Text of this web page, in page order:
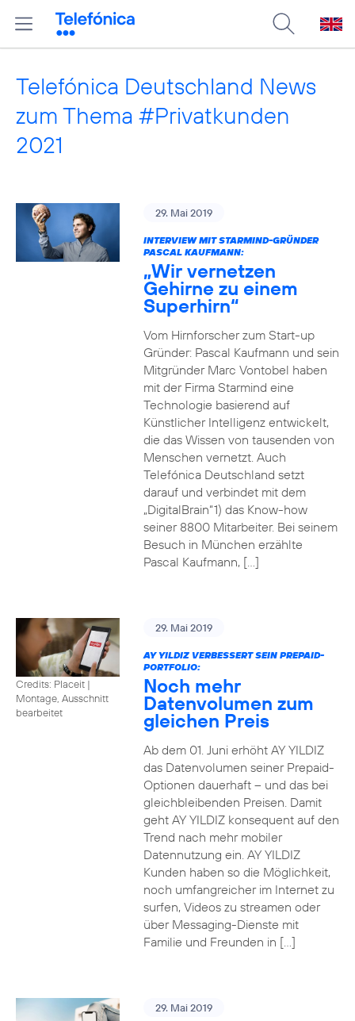
Telefónica Deutschland News
zum Thema #Privatkunden
2021
29. Mai 2019
INTERVIEW MIT STARMIND-GRÜNDER
PASCAL KAUFMANN:
„Wir vernetzen
Gehirne zu einem
Superhirn“
Vom Hirnforscher zum Start-up
Gründer: Pascal Kaufmann und sein
Mitgründer Marc Vontobel haben
mit der Firma Starmind eine
Technologie basierend auf
Künstlicher Intelligenz entwickelt,
die das Wissen von tausenden von
Menschen vernetzt. Auch
Telefónica Deutschland setzt
darauf und verbindet mit dem
„DigitalBrain“1) das Know-how
seiner 8800 Mitarbeiter. Bei seinem
Besuch in München erzählte
Pascal Kaufmann, […]
Credits: Placeit |
Montage, Ausschnitt
bearbeitet
29. Mai 2019
AY YILDIZ VERBESSERT SEIN PREPAID-
PORTFOLIO:
Noch mehr
Datenvolumen zum
gleichen Preis
Ab dem 01. Juni erhöht AY YILDIZ
das Datenvolumen seiner Prepaid-
Optionen dauerhaft – und das bei
gleichbleibenden Preisen. Damit
geht AY YILDIZ konsequent auf den
Trend nach mehr mobiler
Datennutzung ein. AY YILDIZ
Kunden haben so die Möglichkeit,
noch umfangreicher im Internet zu
surfen, Videos zu streamen oder
über Messaging-Dienste mit
Familie und Freunden in […]
29. Mai 2019